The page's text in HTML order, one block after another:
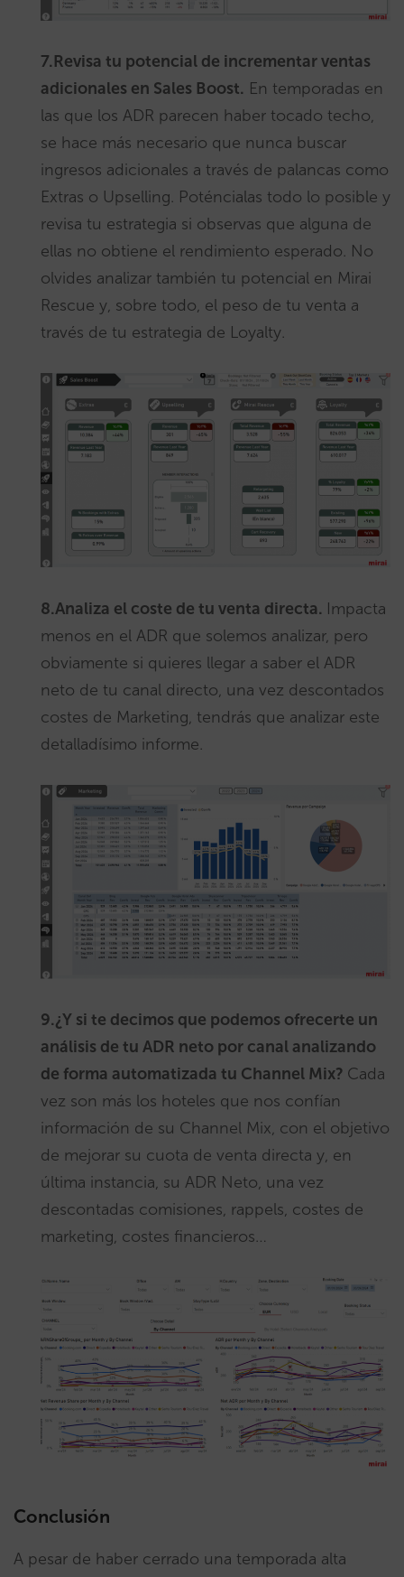
7.Revisa tu potencial de incrementar ventas
adicionales en Sales Boost. En temporadas en
las que los ADR parecen haber tocado techo,
se hace más necesario que nunca buscar
ingresos adicionales a través de palancas como
Extras o Upselling. Poténcialas todo lo posible y
revisa tu estrategia si observas que alguna de
ellas no obtiene el rendimiento esperado. No
olvides analizar también tu potencial en Mirai
Rescue y, sobre todo, el peso de tu venta a
través de tu estrategia de Loyalty.
8.Analiza el coste de tu venta directa. Impacta
menos en el ADR que solemos analizar, pero
obviamente si quieres llegar a saber el ADR
neto de tu canal directo, una vez descontados
costes de Marketing, tendrás que analizar este
detalladísimo informe.
9.¿Y si te decimos que podemos ofrecerte un
análisis de tu ADR neto por canal analizando
de forma automatizada tu Channel Mix? Cada
vez son más los hoteles que nos confían
información de su Channel Mix, con el objetivo
de mejorar su cuota de venta directa y, en
última instancia, su ADR Neto, una vez
descontadas comisiones, rappels, costes de
marketing, costes financieros…
Conclusión
A pesar de haber cerrado una temporada alta